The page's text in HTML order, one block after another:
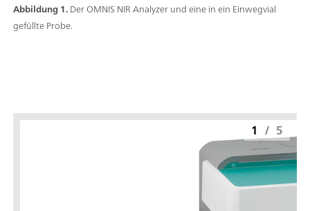
Abbildung 1.Der OMNIS NIR Analyzer und eine in ein Einwegvial
gefüllte Probe.
1 / 5